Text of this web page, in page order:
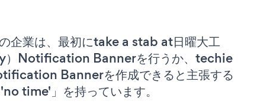
企業は、最初にtake a stab at日曜大工
）Notification Bannerを行うか、techie
Bannerを作成できると主張する
'no time'」を持っています。